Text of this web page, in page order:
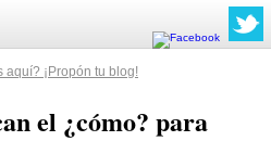
¡Propón tu blog!
el ¿cómo? para